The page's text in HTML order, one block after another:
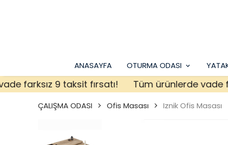
ANASAYFA OTURMA ODASI
9 taksit fırsatı! Tüm ürünlerde vade
ÇALIŞMA ODASI Ofis Masası Iznik Ofis Masası